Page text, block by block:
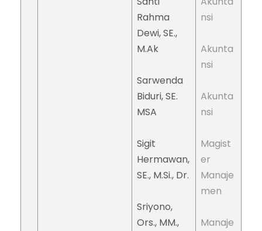
Rahma
Dewi, SE.,
M.Ak
Sarwenda
Biduri, SE.
MSA
Sigit
Hermawan,
SE., M.Si., Dr.
Sriyono,
Ors., MM.,
nsi
Akunta
nsi
Akunta
nsi
Magist
er
Manaje
men
Manaje